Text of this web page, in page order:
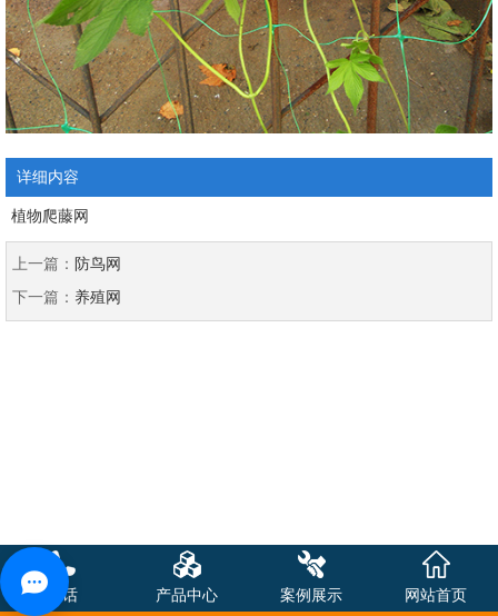
详细内容
植物爬藤网
上一篇： 防鸟网
下一篇： 养殖网
电话 产品中心 案例展示 网站首页